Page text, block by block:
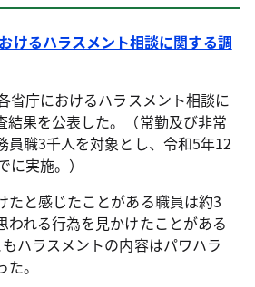
けるハラスメント相談に関する調
省庁におけるハラスメント相談に
結果を公表した。（常勤及び非常
員職3千人を対象とし、令和5年12
実施。）
と感じたことがある職員は約3
われる行為を見かけたことがある
ハラスメントの内容はパワハラ
。